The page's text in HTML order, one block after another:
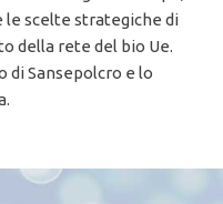
le scelte strategiche di
della rete del bio Ue.
di Sansepolcro e lo